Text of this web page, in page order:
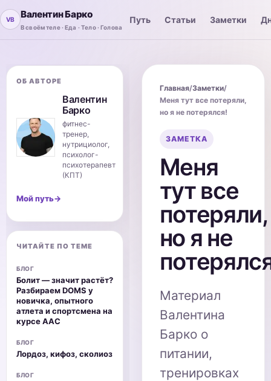
Валентин Барко
В своём теле · Еда · Тело · Голова
Путь Статьи Заметки
Главная/Заметки/
Меня тут все потеряли,
но я не потерялся!
ЗАМЕТКА
Меня
тут все
потеряли,
но я не
Материал
Валентина
Барко о
питании,
тренировках
ОБ АВТОРЕ
Валентин
Барко
фитнес-
тренер,
нутрициолог,
психолог-
психотерапевт
(КПТ)
Мой путь→
ЧИТАЙТЕ ПО ТЕМЕ
БЛОГ
Болит — значит растёт?
Разбираем DOMS у
новичка, опытного
атлета и спортсмена на
курсе ААС
БЛОГ
Лордоз, кифоз, сколиоз
БЛОГ